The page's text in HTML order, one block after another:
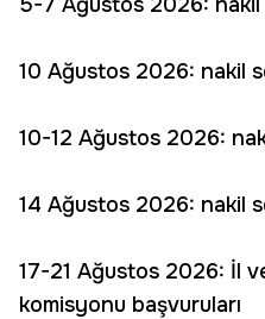
10 Ağustos 2026: nakil
10-12 Ağustos 2026:
14 Ağustos 2026: nakil
17-21 Ağustos 2026: İl
komisyonu başvuruları